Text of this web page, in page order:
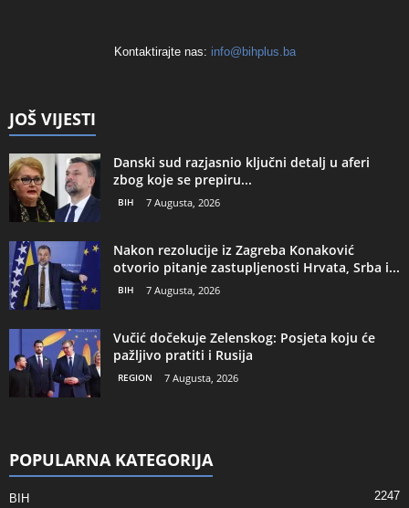
Kontaktirajte nas: info@bihplus.ba
JOŠ VIJESTI
Danski sud razjasnio ključni detalj u aferi
zbog koje se prepiru...
BIH 7 Augusta, 2026
Nakon rezolucije iz Zagreba Konaković
otvorio pitanje zastupljenosti Hrvata, Srba i...
BIH 7 Augusta, 2026
Vučić dočekuje Zelenskog: Posjeta koju će
pažljivo pratiti i Rusija
REGION 7 Augusta, 2026
POPULARNA KATEGORIJA
BIH 2247